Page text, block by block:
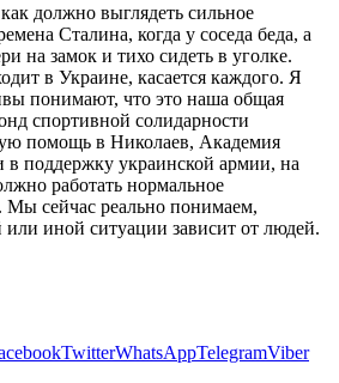
должно выглядеть сильное
Сталина, когда у соседа беда, а
на замок и тихо сидеть в уголке.
в Украине, касается каждого. Я
понимают, что это наша общая
спортивной солидарности
помощь в Николаев, Академия
поддержку украинской армии, на
работать нормальное
Мы сейчас реально понимаем,
или иной ситуации зависит от людей.
TwitterWhatsAppTelegramViber